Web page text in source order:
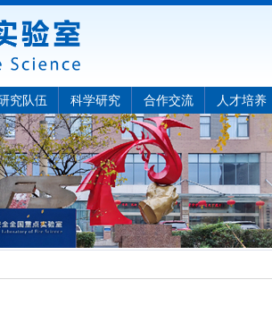
究队伍 科学研究 合作交流 人才培养